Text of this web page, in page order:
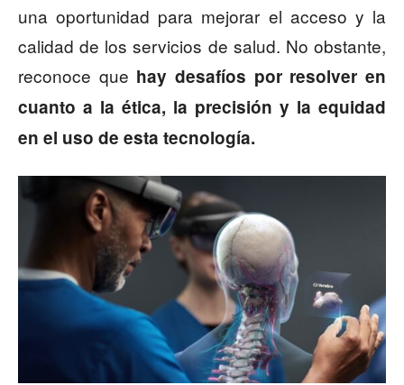
una oportunidad para mejorar el acceso y la
calidad de los servicios de salud. No obstante,
reconoce que hay desafíos por resolver en
cuanto a la ética, la precisión y la equidad
en el uso de esta tecnología.